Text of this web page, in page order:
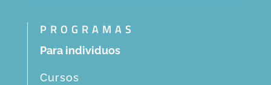
PROGRAMAS
Para individuos
Cursos